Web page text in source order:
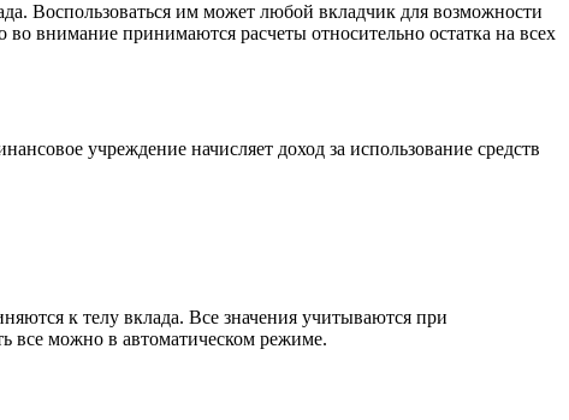
Воспользоваться им может любой вкладчик для возможности
внимание принимаются расчеты относительно остатка на всех
учреждение начисляет доход за использование средств
к телу вклада. Все значения учитываются при
все можно в автоматическом режиме.